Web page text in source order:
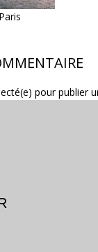
pour publier